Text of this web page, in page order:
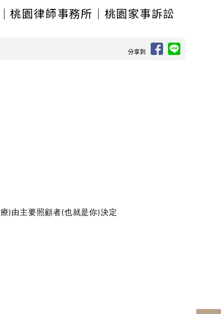
桃園律師事務所｜桃園家事訴訟
分享到
)由主要照顧者(也就是你)決定